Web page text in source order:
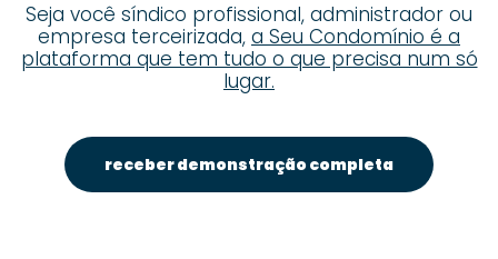
Seja você síndico profissional, administrador ou
empresa terceirizada, a Seu Condomínio é a
plataforma que tem tudo o que precisa num só
lugar.
receber demonstração completa